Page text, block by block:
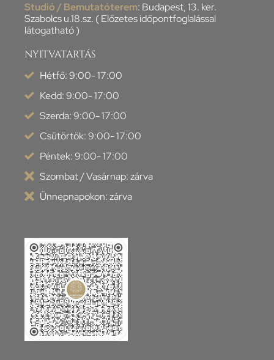
Studió / Bemutatóterem: Budapest, 13. ker.
Szabolcs u.18.sz. ( Előzetes időpontfoglalással
látogatható )
NYITVATARTÁS
Hétfő: 9:00- 17:00
Kedd: 9:00- 17:00
Szerda: 9:00- 17:00
Csütörtök: 9:00- 17:00
Péntek: 9:00- 17:00
Szombat / Vasárnap: zárva
Ünnepnapokon: zárva